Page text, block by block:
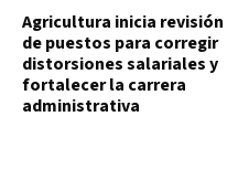
Agricultura inicia revisión
de puestos para corregir
distorsiones salariales y
fortalecer la carrera
administrativa